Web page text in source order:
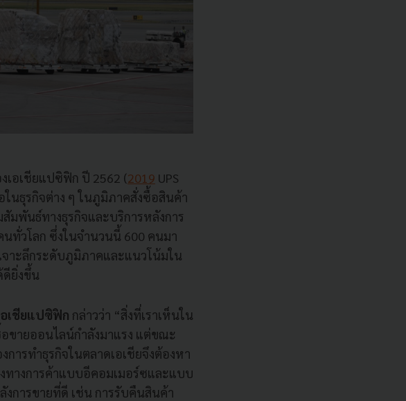
เอเชียแปซิฟิก ปี 2562 (2019 UPS
ในธุรกิจต่าง ๆ ในภูมิภาคสั่งซื้อสินค้า
มพันธ์ทางธุรกิจและบริการหลังการ
ทั่วโลก ซึ่งในจำนวนนี้ 600 คนมา
าะลึกระดับภูมิภาคและแนวโน้มใน
ดียิ่งขึ้น
เชียแปซิฟิก กล่าวว่า “สิ่งที่เราเห็นใน
ขายออนไลน์กำลังมาแรง แต่ขณะ
ารทำธุรกิจในตลาดเอเชียจึงต้องหา
างการค้าแบบอีคอมเมอร์ซและแบบ
การขายที่ดี เช่น การรับคืนสินค้า